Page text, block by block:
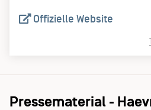
Offizielle Website
Pressematerial -